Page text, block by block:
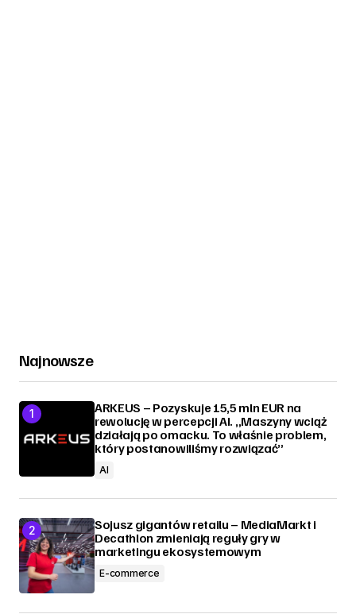
Najnowsze
ARKEUS – Pozyskuje 15,5 mln EUR na
rewolucję w percepcji AI. „Maszyny wciąż
działają po omacku. To właśnie problem,
który postanowiliśmy rozwiązać”
AI
Sojusz gigantów retailu – MediaMarkt i
Decathlon zmieniają reguły gry w
marketingu ekosystemowym
E-commerce